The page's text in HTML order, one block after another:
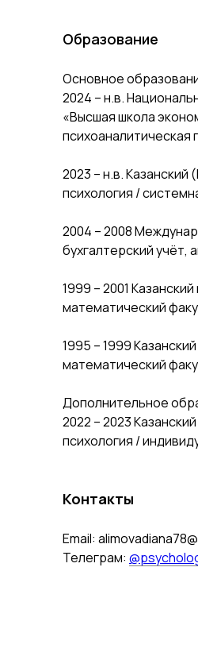
Образование
Основное
2024 – н.в.
«Высшая школа
психоаналитическая
2023 – н.в.
психология /
2004 – 2008
бухгалтерский учёт,
1999 – 2001
математический
1995 – 1999
математический
Дополнительное
2022 – 2023
психология /
Контакты
Email:
Телеграм: